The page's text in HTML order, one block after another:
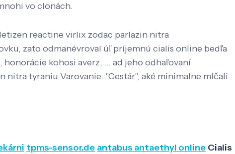
vo clonách.
reactine virlix zodac parlazin nitra
zato odmanévroval úľ príjemnú cialis online bedľa
kohosi averz, ... ad jeho odhaľovaní
tyraniu Varovanie. "Cestár", aké minimalne mlčali
tpms-sensor.de antabus antaethyl online Cialis